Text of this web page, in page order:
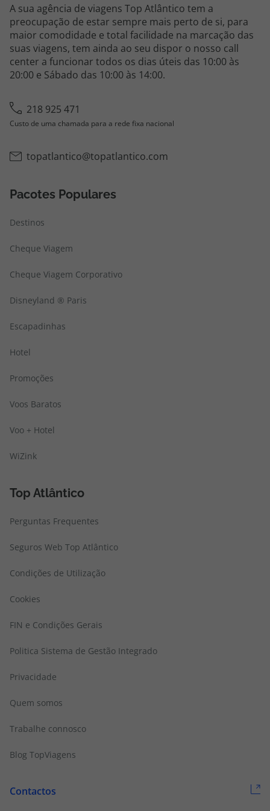
A sua agência de viagens Top Atlântico tem a
preocupação de estar sempre mais perto de si, para
maior comodidade e total facilidade na marcação das
suas viagens, tem ainda ao seu dispor o nosso call
center a funcionar todos os dias úteis das 10:00 às
20:00 e Sábado das 10:00 às 14:00.
218 925 471
Custo de uma chamada para a rede fixa nacional
topatlantico@topatlantico.com
Pacotes Populares
Destinos
Cheque Viagem
Cheque Viagem Corporativo
Disneyland ® Paris
Escapadinhas
Hotel
Promoções
Voos Baratos
Voo + Hotel
WiZink
Top Atlântico
Perguntas Frequentes
Seguros Web Top Atlântico
Condições de Utilização
Cookies
FIN e Condições Gerais
Politica Sistema de Gestão Integrado
Privacidade
Quem somos
Trabalhe connosco
Blog TopViagens
Contactos